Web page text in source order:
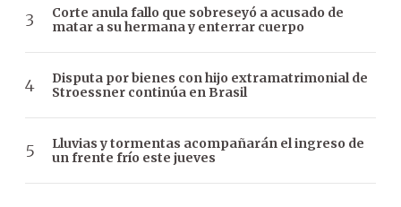
Corte anula fallo que sobreseyó a acusado de
matar a su hermana y enterrar cuerpo
Disputa por bienes con hijo extramatrimonial de
Stroessner continúa en Brasil
Lluvias y tormentas acompañarán el ingreso de
un frente frío este jueves